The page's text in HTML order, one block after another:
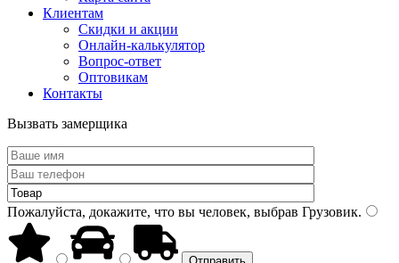
Клиентам
Скидки и акции
Онлайн-калькулятор
Вопрос-ответ
Оптовикам
Контакты
Вызвать замерщика
Пожалуйста, докажите, что вы человек, выбрав Грузовик.